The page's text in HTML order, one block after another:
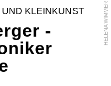
HELENA WIMMER
KLEINKUNST
-